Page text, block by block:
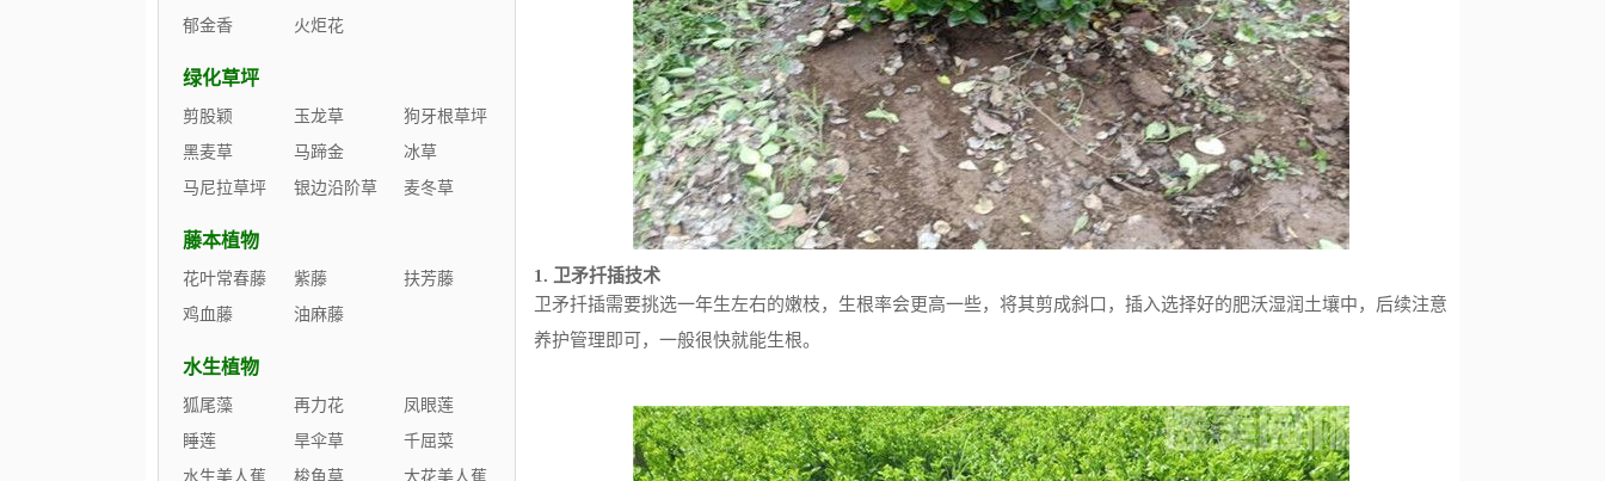
1. 卫矛扦插技术
卫矛扦插需要挑选一年生左右的嫩枝，生根率会更高一些，将其剪成斜口，插入选择好的肥沃湿润土壤中，后续注意
养护管理即可，一般很快就能生根。
郁金香
火炬花
绿化草坪
剪股颖 玉龙草
狗牙根草坪
黑麦草
马蹄金
冰草
马尼拉草坪
银边沿阶草 麦冬草
藤本植物
花叶常春藤 紫藤
扶芳藤
鸡血藤
油麻藤
水生植物
狐尾藻 再力花
凤眼莲
睡莲
旱伞草
千屈菜
水生美人蕉
梭鱼草 大花美人蕉